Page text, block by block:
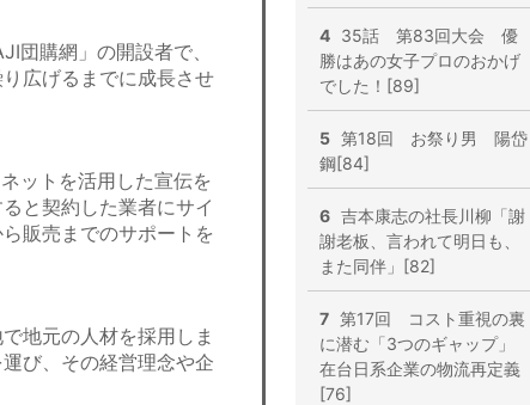
団購網」の開設者で、
広げるまでに成長させ
ットを活用した宣伝を
と契約した業者にサイ
販売までのサポートを
地元の人材を採用しま
び、その経営理念や企
4 35話 第83回大会 優
勝はあの女子プロのおかげ
でした！[89]
5 第18回 お祭り男 陽岱
鋼[84]
6 吉本康志の社長川柳「謝
謝老板、言われて明日も、
また同伴」[82]
7 第17回 コスト重視の裏
に潜む「3つのギャップ」
在台日系企業の物流再定義
[76]